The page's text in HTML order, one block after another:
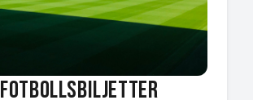
Fotbollsbiljetter